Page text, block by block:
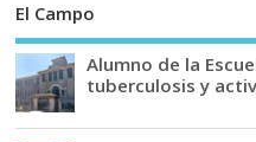
El Campo
Alumno de la
tuberculosis y